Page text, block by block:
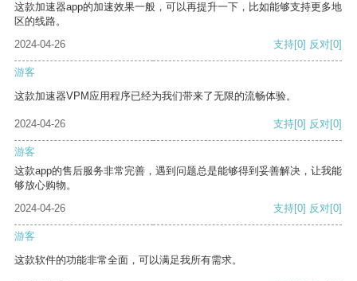
这款加速器app的加速效果一般，可以再提升一下，比如能够支持更多地
区的线路。
2024-04-26
支持[0] 反对[0]
游客
这款加速器VPM应用程序已经为我们带来了无限的流畅体验。
2024-04-26 支持[0] 反对[0]
游客
这款app的售后服务非常完善，遇到问题总是能够得到妥善解决，让我能
够放心购物。
2024-04-26
支持[0] 反对[0]
游客
这款软件的功能非常全面，可以满足我所有需求。